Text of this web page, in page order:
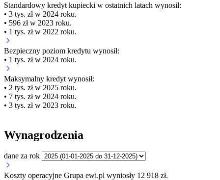
Standardowy kredyt kupiecki w ostatnich latach wynosił:
• 3 tys. zł w 2024 roku.
• 596 zł w 2023 roku.
• 1 tys. zł w 2022 roku.
Bezpieczny poziom kredytu wynosił:
• 1 tys. zł w 2024 roku.
Maksymalny kredyt wynosił:
• 2 tys. zł w 2025 roku.
• 7 tys. zł w 2024 roku.
• 3 tys. zł w 2023 roku.
Wynagrodzenia
dane za rok
Koszty operacyjne Grupa ewi.pl wyniosły 12 918 zł.